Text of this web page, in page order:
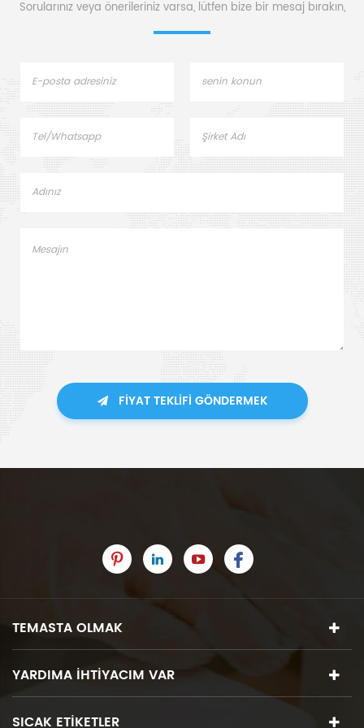
Sorularınız veya önerileriniz varsa, lütfen bize bir mesaj bırakın,
FIYAT TEKLIFI GÖNDERMEK
TEMASTA OLMAK
YARDIMA IHTIYACIM VAR
SICAK ETIKETLER